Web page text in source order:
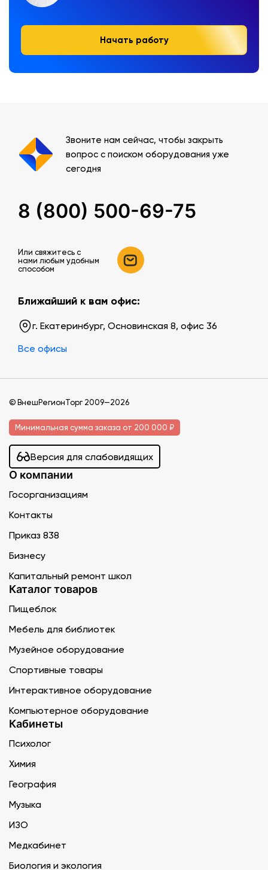
Начать работу
Звоните нам сейчас, чтобы закрыть
вопрос с поиском оборудования уже
сегодня
8 (800) 500-69-75
Или свяжитесь c
нами любым удобным
способом
Ближайший к вам офис:
г. Екатеринбург, Основинская 8, офис 36
Все офисы
© ВнешРегионТорг 2009—2026
Минимальная сумма заказа от 200 000 ₽
Версия для слабовидящих
О компании
Госорганизациям
Контакты
Приказ 838
Бизнесу
Капитальный ремонт школ
Каталог товаров
Пищеблок
Мебель для библиотек
Музейное оборудование
Спортивные товары
Интерактивное оборудование
Компьютерное оборудование
Кабинеты
Психолог
Химия
География
Музыка
ИЗО
Медкабинет
Биология и экология